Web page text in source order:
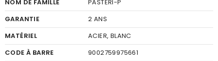
NOM DE FAMILLE
PASTERI-P
GARANTIE
2 ANS
MATÉRIEL
ACIER, BLANC
CODE À BARRE
9002759975661